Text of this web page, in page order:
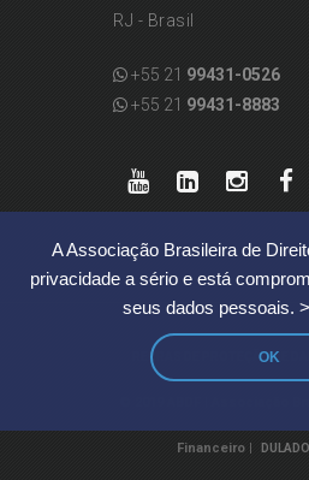
A Associação Brasileira de
privacidade a sério e está
seus dados pessoais.
OK
RJ - Brasil
+55 21 99431-0526
+55 21 99431-8883
REGRAS DE PROTEÇÃO DE
Financeiro |